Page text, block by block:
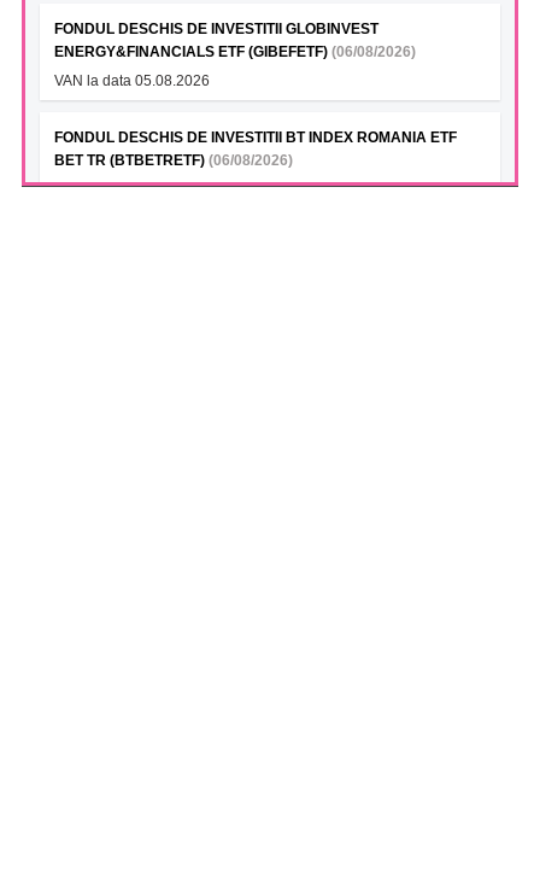
FONDUL DESCHIS DE INVESTITII GLOBINVEST
ENERGY&FINANCIALS ETF (GIBEFETF) (06/08/2026)
VAN la data 05.08.2026
FONDUL DESCHIS DE INVESTITII BT INDEX ROMANIA ETF
BET TR (BTBETRETF) (06/08/2026)
VAN la data 05.08.2026